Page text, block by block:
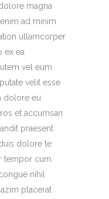
magna
ad minim
ullamcorper
ex ea
vel eum
velit esse
dolore eu
et accumsan
praesent
dolore te
tempor cum
nihil
placerat